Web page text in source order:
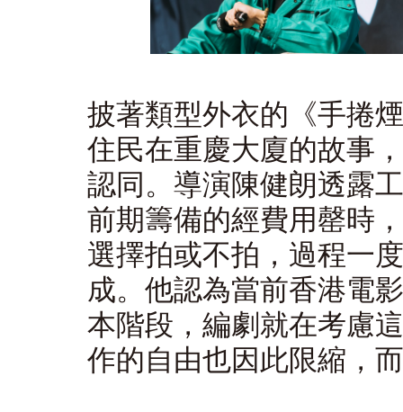
披著類型外衣的《手捲
住民在重慶大廈的故事
認同。導演陳健朗透露
前期籌備的經費用罄時
選擇拍或不拍，過程一
成。他認為當前香港電
本階段，編劇就在考慮
作的自由也因此限縮，